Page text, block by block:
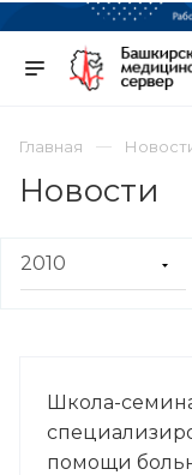
Главная
Новости
Школа-
помощи